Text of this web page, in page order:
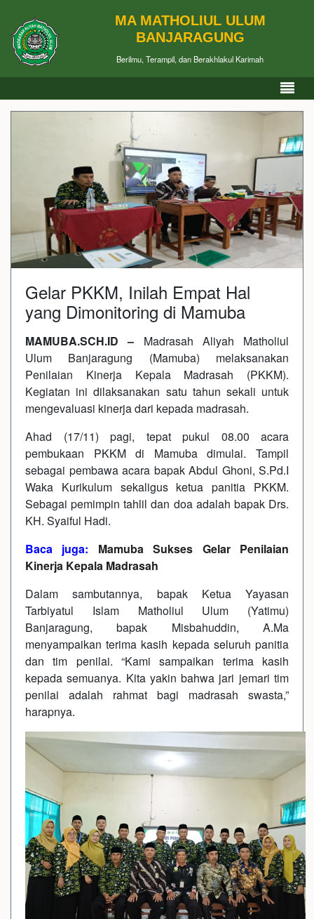
MA MATHOLIUL ULUM
BANJARAGUNG
Berilmu, Terampil, dan Berakhlakul Karimah
Gelar PKKM, Inilah Empat Hal
yang Dimonitoring di Mamuba
MAMUBA.SCH.ID – Madrasah Aliyah Matholiul
Ulum Banjaragung (Mamuba) melaksanakan
Penilaian Kinerja Kepala Madrasah (PKKM).
Kegiatan ini dilaksanakan satu tahun sekali untuk
mengevaluasi kinerja dari kepada madrasah.
Ahad (17/11) pagi, tepat pukul 08.00 acara
pembukaan PKKM di Mamuba dimulai. Tampil
sebagai pembawa acara bapak Abdul Ghoni, S.Pd.I
Waka Kurikulum sekaligus ketua panitia PKKM.
Sebagai pemimpin tahlil dan doa adalah bapak Drs.
KH. Syaiful Hadi.
Baca juga: Mamuba Sukses Gelar Penilaian
Kinerja Kepala Madrasah
Dalam sambutannya, bapak Ketua Yayasan
Tarbiyatul Islam Matholiul Ulum (Yatimu)
Banjaragung, bapak Misbahuddin, A.Ma
menyampaikan terima kasih kepada seluruh panitia
dan tim penilai. “Kami sampaikan terima kasih
kepada semuanya. Kita yakin bahwa jari jemari tim
penilai adalah rahmat bagi madrasah swasta,”
harapnya.